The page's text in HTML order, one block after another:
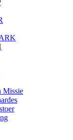
Missie